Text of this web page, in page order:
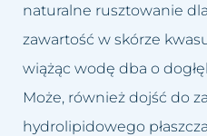
Zmęczona twarz
Łysienie
Łysienie
Usuwanie
Usuwanie
Usuwanie
naturalne rusztowanie
zawartość w skórze
wiążąc wodę dba o
Może, również dojść do
hydrolipidowego